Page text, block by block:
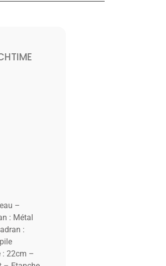
–
: Métal
:
22cm –